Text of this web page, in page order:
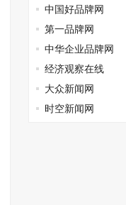
中国好品牌网
第一品牌网
中华企业品牌网
经济观察在线
大众新闻网
时空新闻网